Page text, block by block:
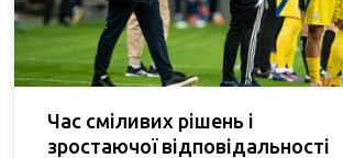
Час сміливих рішень і
зростаючої відповідальності